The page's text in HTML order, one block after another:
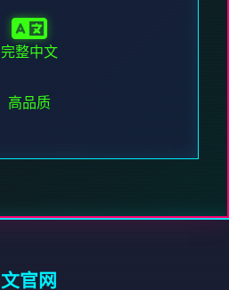
完整中文
高品质
官网